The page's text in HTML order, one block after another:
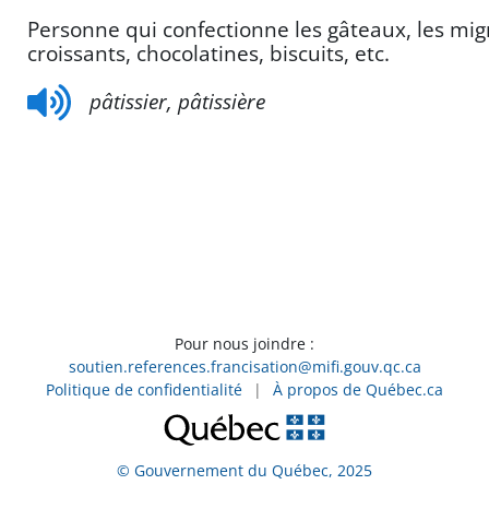
Personne qui confectionne les gâteaux, les
croissants, chocolatines, biscuits, etc.
pâtissier, pâtissière
Pour nous joindre :
soutien.references.francisation@mifi.gouv.qc.ca
Politique de confidentialité
| À propos de Québec.ca
© Gouvernement du Québec, 2025